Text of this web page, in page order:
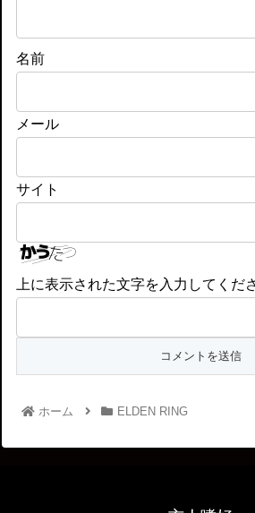
名前
メール
サイト
上に表示された文字を入力してくだ
ホーム ELDEN RING